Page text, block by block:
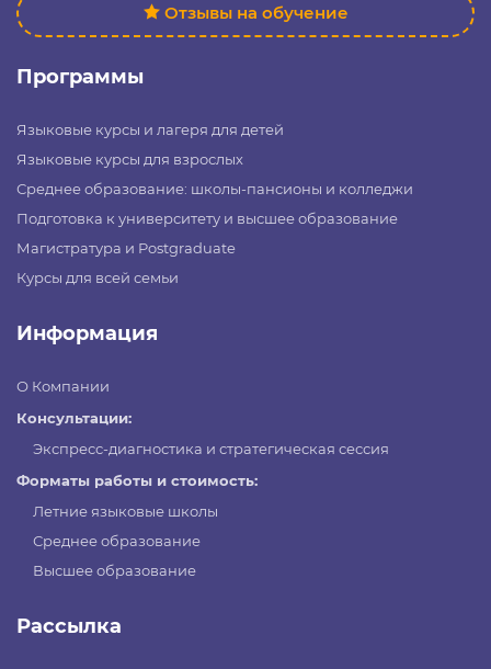
Отзывы на обучение
Программы
Языковые курсы и лагеря для детей
Языковые курсы для взрослых
Среднее образование: школы-пансионы и колледжи
Подготовка к университету и высшее образование
Магистратура и Postgraduate
Курсы для всей семьи
Информация
О Компании
Консультации:
Экспресс-диагностика и стратегическая сессия
Форматы работы и стоимость:
Летние языковые школы
Среднее образование
Высшее образование
Рассылка